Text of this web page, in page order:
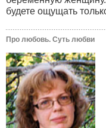
будете ощущать
Про любовь. Суть любви